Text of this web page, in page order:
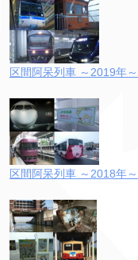
区間阿呆列車 ～2019年～
区間阿呆列車 ～2018年～